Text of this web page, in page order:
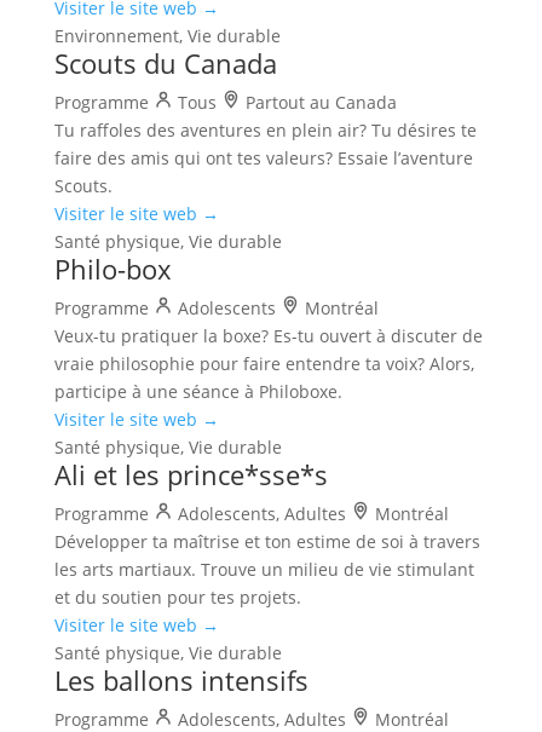
Visiter le site web →
Environnement, Vie durable
Scouts du Canada
Programme Tous
Partout au Canada
Tu raffoles des aventures en plein air? Tu désires te
faire des amis qui ont tes valeurs? Essaie l’aventure
Scouts.
Visiter le site web →
Santé physique, Vie durable
Philo-box
Programme Adolescents
Montréal
Veux-tu pratiquer la boxe? Es-tu ouvert à discuter de
vraie philosophie pour faire entendre ta voix? Alors,
participe à une séance à Philoboxe.
Visiter le site web →
Santé physique, Vie durable
Ali et les prince*sse*s
Programme Adolescents, Adultes
Montréal
Développer ta maîtrise et ton estime de soi à travers
les arts martiaux. Trouve un milieu de vie stimulant
et du soutien pour tes projets.
Visiter le site web →
Santé physique, Vie durable
Les ballons intensifs
Programme Adolescents, Adultes
Montréal